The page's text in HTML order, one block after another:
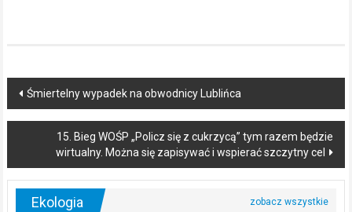
Post
navigation
Śmiertelny wypadek na obwodnicy Lublińca
15. Bieg WOŚP „Policz się z cukrzycą” tym razem będzie
wirtualny. Można się zapisywać i wspierać szczytny cel
Ekologia